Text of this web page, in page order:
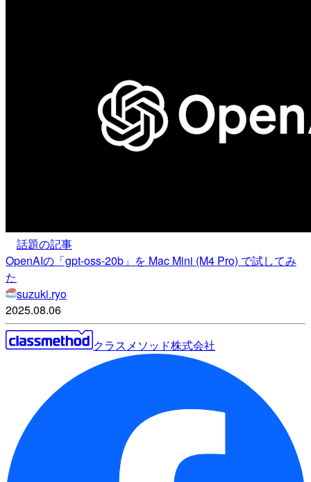
話題の記事
OpenAIの「gpt-oss-20b」を Mac Mini (M4 Pro) で試してみ
た
suzuki.ryo
2025.08.06
クラスメソッド株式会社